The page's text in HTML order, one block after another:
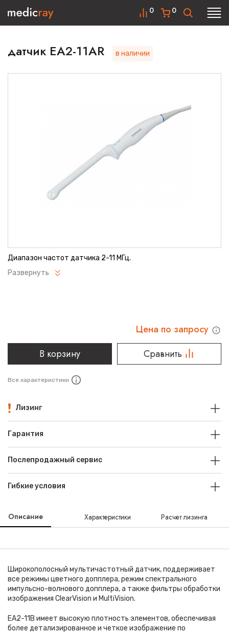
0
0
датчик EA2-11AR в наличии
Диапазон частот датчика 2-11 МГц.
Развернуть
Цена по запросу
В корзину
Сравнить
Все характеристики
Лизинг
Гарантия
Послепродажный сервис
Гибкие условия
Описание Характеристики Расчет лизинга
Широкополосный мультичастотный датчик, поддерживает
все режимы цветного допплера, режим спектрального
импульсно-волнового допплера, а также фильтры обработки
изображения ClearVision и MultiVision.
EA2-11B имеет высокую плотность элементов, обеспечивая
более детализированное и четкое изображение по